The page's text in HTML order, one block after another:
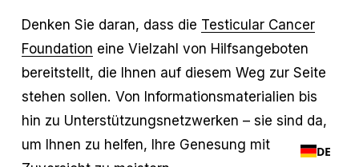
Denken Sie daran, dass die Testicular Cancer
Foundation eine Vielzahl von Hilfsangeboten
bereitstellt, die Ihnen auf diesem Weg zur Seite
stehen sollen. Von Informationsmaterialien bis
hin zu Unterstützungsnetzwerken – sie sind da,
um Ihnen zu helfen, Ihre Genesung mit
DE